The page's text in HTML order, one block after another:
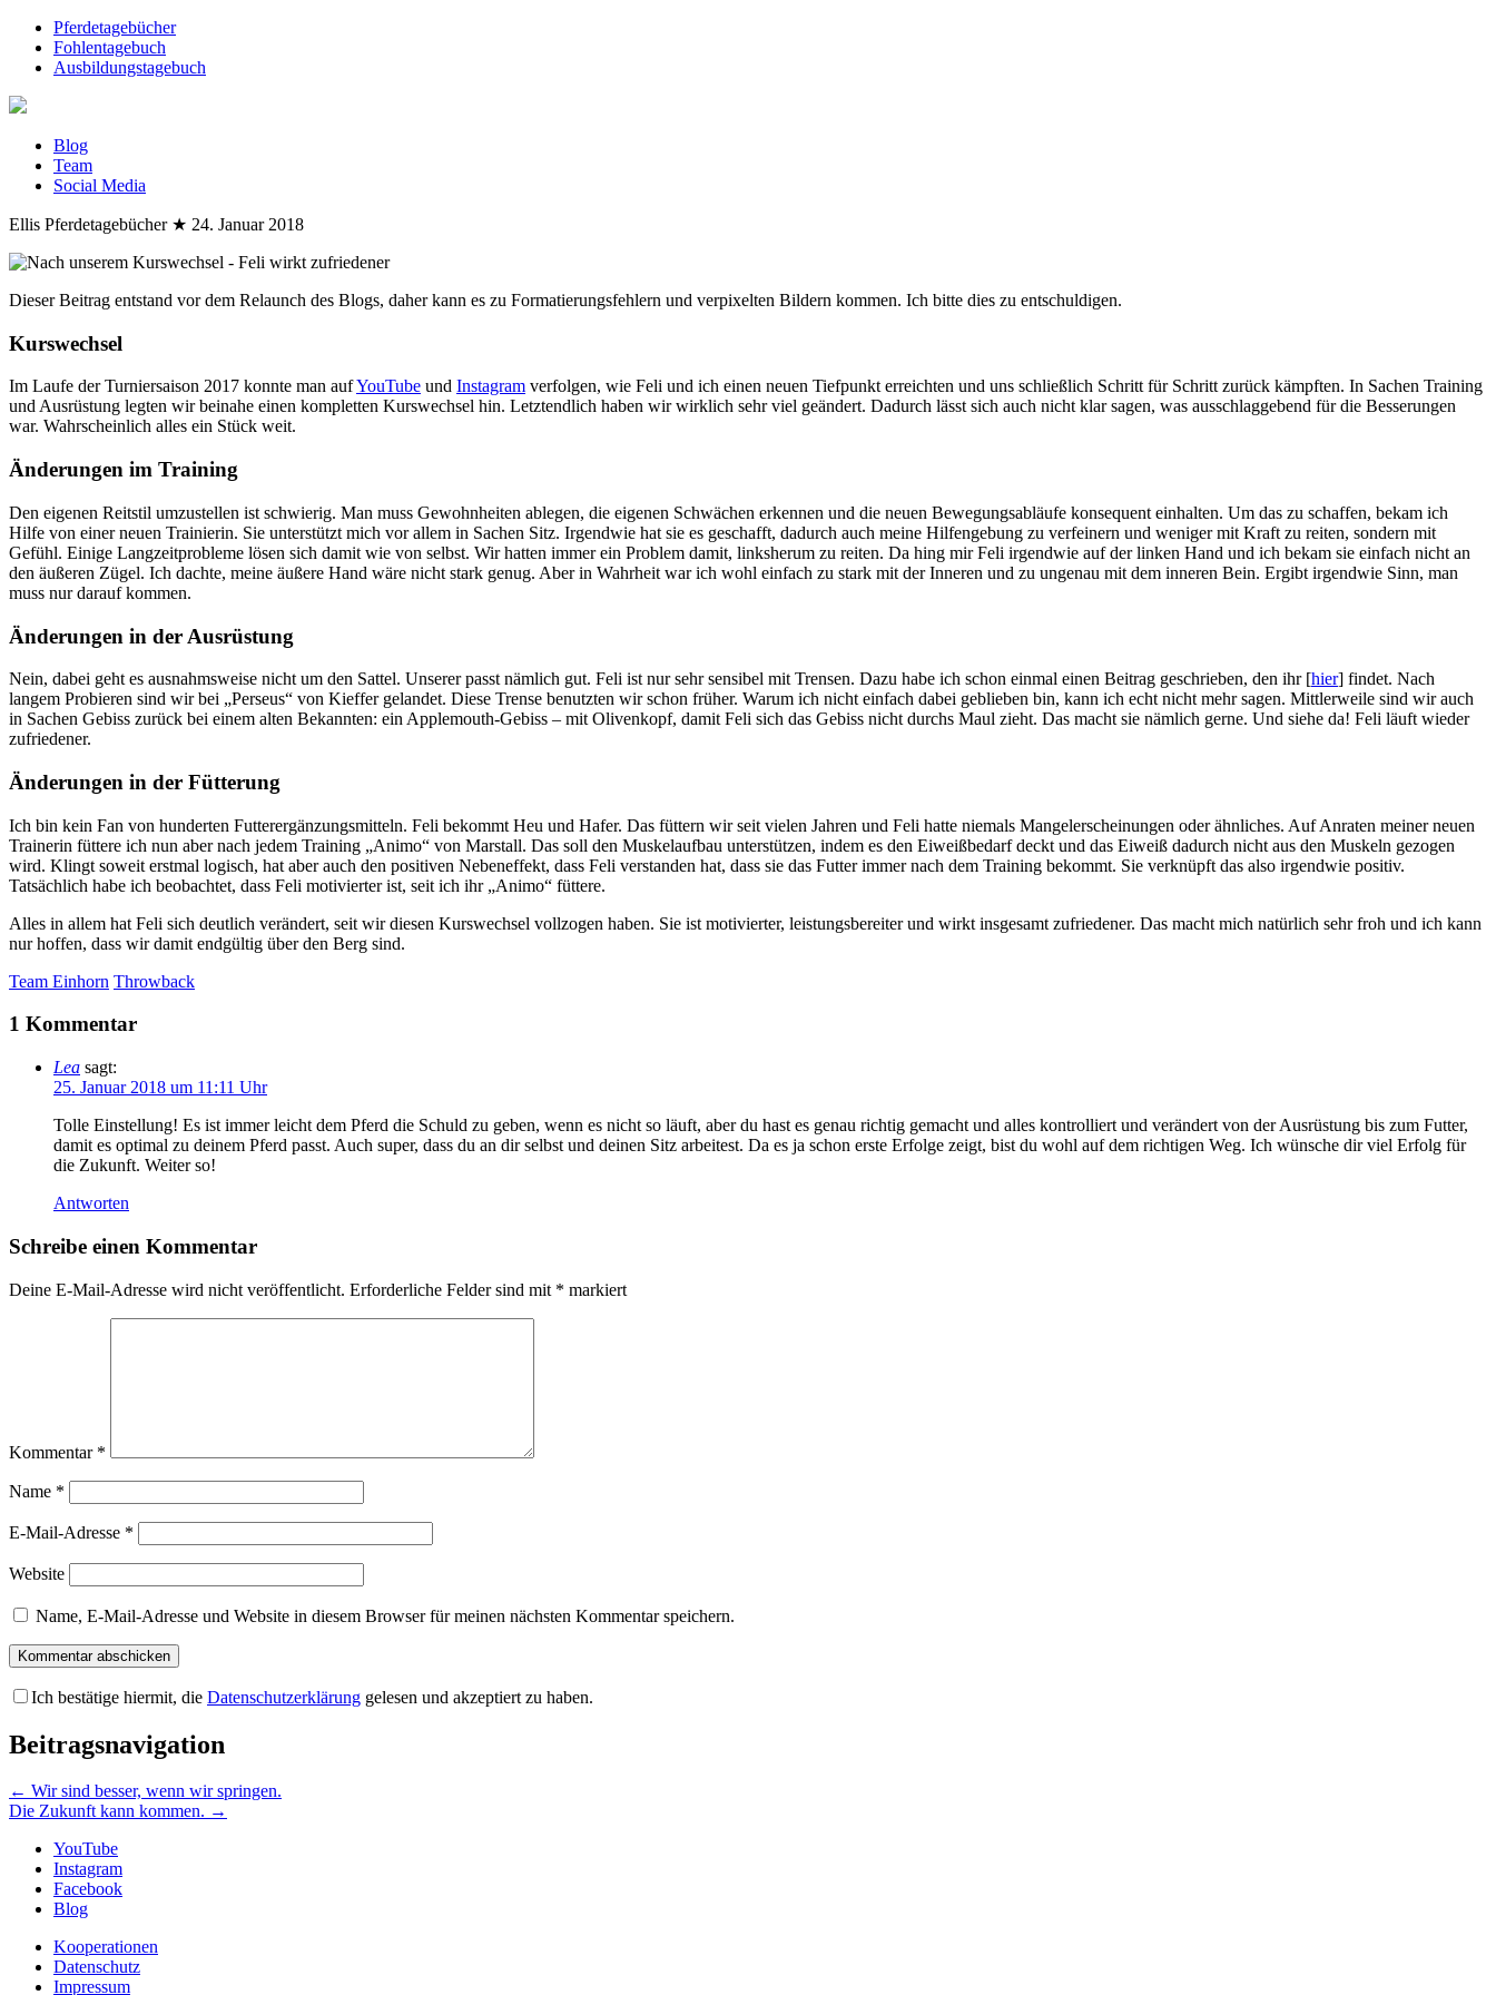
Pferdetagebücher
Fohlentagebuch
Ausbildungstagebuch
Blog
Team
Social Media
Ellis Pferdetagebücher ★ 24. Januar 2018
Dieser Beitrag entstand vor dem Relaunch des Blogs, daher kann es zu Formatierungsfehlern und verpixelten Bildern kommen. Ich bitte dies zu entschuldigen.
Kurswechsel
Im Laufe der Turniersaison 2017 konnte man aufYouTube und Instagram verfolgen, wie Feli und ich einen neuen Tiefpunkt erreichten und uns schließlich Schritt für Schritt zurück kämpften. In Sachen Training
und Ausrüstung legten wir beinahe einen kompletten Kurswechsel hin. Letztendlich haben wir wirklich sehr viel geändert. Dadurch lässt sich auch nicht klar sagen, was ausschlaggebend für die Besserungen
war. Wahrscheinlich alles ein Stück weit.
Änderungen im Training
Den eigenen Reitstil umzustellen ist schwierig. Man muss Gewohnheiten ablegen, die eigenen Schwächen erkennen und die neuen Bewegungsabläufe konsequent einhalten. Um das zu schaffen, bekam ich
Hilfe von einer neuen Trainierin. Sie unterstützt mich vor allem in Sachen Sitz. Irgendwie hat sie es geschafft, dadurch auch meine Hilfengebung zu verfeinern und weniger mit Kraft zu reiten, sondern mit
Gefühl. Einige Langzeitprobleme lösen sich damit wie von selbst. Wir hatten immer ein Problem damit, linksherum zu reiten. Da hing mir Feli irgendwie auf der linken Hand und ich bekam sie einfach nicht an
den äußeren Zügel. Ich dachte, meine äußere Hand wäre nicht stark genug. Aber in Wahrheit war ich wohl einfach zu stark mit der Inneren und zu ungenau mit dem inneren Bein. Ergibt irgendwie Sinn, man
muss nur darauf kommen.
Änderungen in der Ausrüstung
Nein, dabei geht es ausnahmsweise nicht um den Sattel. Unserer passt nämlich gut. Feli ist nur sehr sensibel mit Trensen. Dazu habe ich schon einmal einen Beitrag geschrieben, den ihr [hier] findet. Nach
langem Probieren sind wir bei „Perseus“ von Kieffer gelandet. Diese Trense benutzten wir schon früher. Warum ich nicht einfach dabei geblieben bin, kann ich echt nicht mehr sagen. Mittlerweile sind wir auch
in Sachen Gebiss zurück bei einem alten Bekannten: ein Applemouth-Gebiss – mit Olivenkopf, damit Feli sich das Gebiss nicht durchs Maul zieht. Das macht sie nämlich gerne. Und siehe da! Feli läuft wieder
zufriedener.
Änderungen in der Fütterung
Ich bin kein Fan von hunderten Futterergänzungsmitteln. Feli bekommt Heu und Hafer. Das füttern wir seit vielen Jahren und Feli hatte niemals Mangelerscheinungen oder ähnliches. Auf Anraten meiner neuen
Trainerin füttere ich nun aber nach jedem Training „Animo“ von Marstall. Das soll den Muskelaufbau unterstützen, indem es den Eiweißbedarf deckt und das Eiweiß dadurch nicht aus den Muskeln gezogen
wird. Klingt soweit erstmal logisch, hat aber auch den positiven Nebeneffekt, dass Feli verstanden hat, dass sie das Futter immer nach dem Training bekommt. Sie verknüpft das also irgendwie positiv.
Tatsächlich habe ich beobachtet, dass Feli motivierter ist, seit ich ihr „Animo“ füttere.
Alles in allem hat Feli sich deutlich verändert, seit wir diesen Kurswechsel vollzogen haben. Sie ist motivierter, leistungsbereiter und wirkt insgesamt zufriedener. Das macht mich natürlich sehr froh und ich kann
nur hoffen, dass wir damit endgültig über den Berg sind.
Team Einhorn Throwback
1 Kommentar
Lea sagt:
25. Januar 2018 um 11:11 Uhr
Tolle Einstellung! Es ist immer leicht dem Pferd die Schuld zu geben, wenn es nicht so läuft, aber du hast es genau richtig gemacht und alles kontrolliert und verändert von der Ausrüstung bis zum Futter,
damit es optimal zu deinem Pferd passt. Auch super, dass du an dir selbst und deinen Sitz arbeitest. Da es ja schon erste Erfolge zeigt, bist du wohl auf dem richtigen Weg. Ich wünsche dir viel Erfolg für
die Zukunft. Weiter so!
Antworten
Schreibe einen Kommentar
Deine E-Mail-Adresse wird nicht veröffentlicht. Erforderliche Felder sind mit * markiert
Kommentar *
Name *
E-Mail-Adresse *
Website
Name, E-Mail-Adresse und Website in diesem Browser für meinen nächsten Kommentar speichern.
Ich bestätige hiermit, die Datenschutzerklärung gelesen und akzeptiert zu haben.
Beitragsnavigation
← Wir sind besser, wenn wir springen.
Die Zukunft kann kommen. →
YouTube
Instagram
Facebook
Blog
Kooperationen
Datenschutz
Impressum